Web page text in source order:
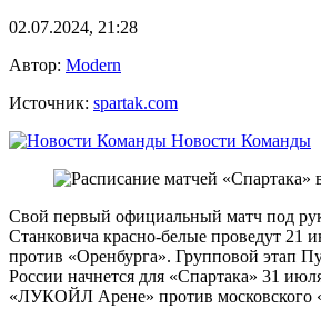
02.07.2024, 21:28
Автор: Modern
Источник: spartak.com
Новости Команды
Свой первый официальный матч под
Станковича красно-белые проведут 21
против «Оренбурга». Групповой этап
России начнется для «Спартака» 31
«ЛУКОЙЛ Арене» против московского